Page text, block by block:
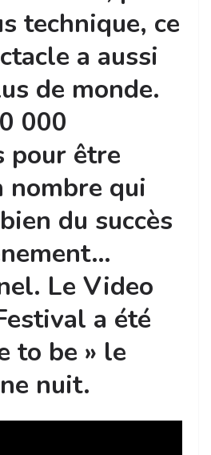
technique, ce
a aussi
de monde.
000
pour être
nombre qui
du succès
Le Video
a été
to be » le
nuit.